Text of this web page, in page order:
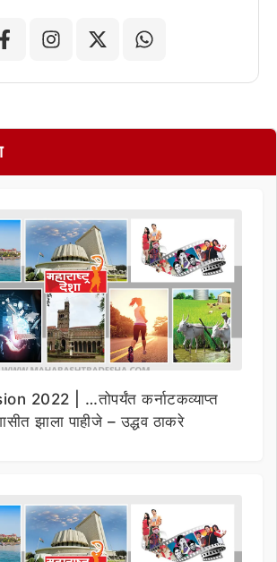
2022 | …तोपर्यंत कर्नाटकव्याप्त
झाला पाहीजे – उद्धव ठाकरे